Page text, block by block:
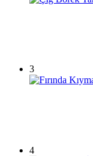
3
4